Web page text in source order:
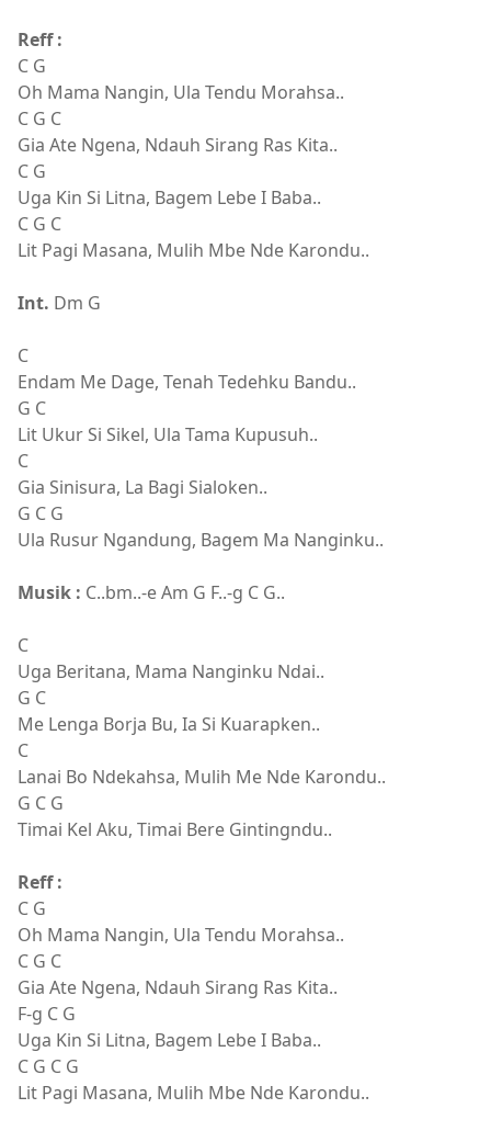
Reff :
C G
Oh Mama Nangin, Ula Tendu Morahsa..
C G C
Gia Ate Ngena, Ndauh Sirang Ras Kita..
C G
Uga Kin Si Litna, Bagem Lebe I Baba..
C G C
Lit Pagi Masana, Mulih Mbe Nde Karondu..
Int. Dm G
C
Endam Me Dage, Tenah Tedehku Bandu..
G C
Lit Ukur Si Sikel, Ula Tama Kupusuh..
C
Gia Sinisura, La Bagi Sialoken..
G C G
Ula Rusur Ngandung, Bagem Ma Nanginku..
Musik : C..bm..-e Am G F..-g C G..
C
Uga Beritana, Mama Nanginku Ndai..
G C
Me Lenga Borja Bu, Ia Si Kuarapken..
C
Lanai Bo Ndekahsa, Mulih Me Nde Karondu..
G C G
Timai Kel Aku, Timai Bere Gintingndu..
Reff :
C G
Oh Mama Nangin, Ula Tendu Morahsa..
C G C
Gia Ate Ngena, Ndauh Sirang Ras Kita..
F-g C G
Uga Kin Si Litna, Bagem Lebe I Baba..
C G C G
Lit Pagi Masana, Mulih Mbe Nde Karondu..